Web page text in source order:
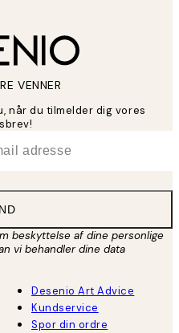
VENNER
når du tilmelder dig vores
beskyttelse af dine personlige
vi behandler dine data
Desenio Art Advice
Kundservice
Spor din ordre